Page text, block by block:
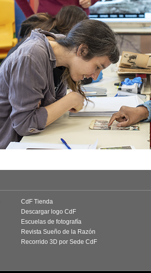
CdF Tienda
Descargar logo CdF
Escuelas de fotografía
Revista Sueño de la Razón
Recorrido 3D por Sede CdF